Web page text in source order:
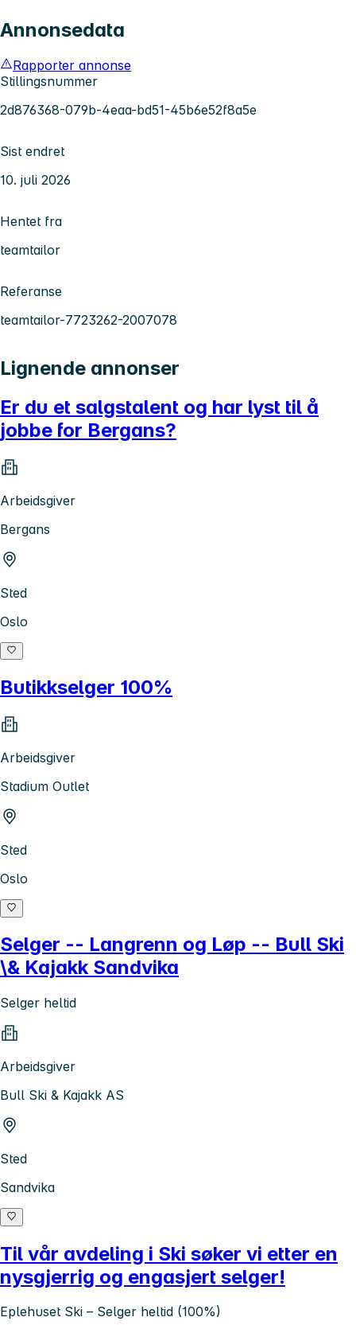
Annonsedata
Rapporter annonse
Stillingsnummer
2d876368-079b-4eaa-bd51-45b6e52f8a5e
Sist endret
10. juli 2026
Hentet fra
teamtailor
Referanse
teamtailor-7723262-2007078
Lignende annonser
Er du et salgstalent og har lyst til å
jobbe for Bergans?
Arbeidsgiver
Bergans
Sted
Oslo
Butikkselger 100%
Arbeidsgiver
Stadium Outlet
Sted
Oslo
Selger -- Langrenn og Løp -- Bull Ski
\& Kajakk Sandvika
Selger heltid
Arbeidsgiver
Bull Ski & Kajakk AS
Sted
Sandvika
Til vår avdeling i Ski søker vi etter en
nysgjerrig og engasjert selger!
Eplehuset Ski – Selger heltid (100%)